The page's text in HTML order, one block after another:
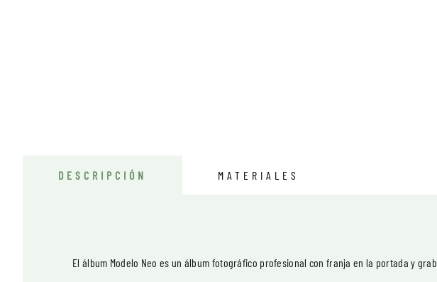
DESCRIPCIÓN MATERIALES
El álbum Modelo Neo es un álbum fotográfico profesional con franja en la portada y